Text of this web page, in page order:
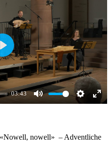
03:43
Mute Settings
Play
nowell» – Adventliche